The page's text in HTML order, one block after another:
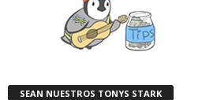
SEAN NUESTROS TONYS STARK